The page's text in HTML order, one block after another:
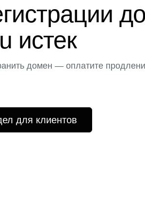
истек
домен — оплатите
для клиентов